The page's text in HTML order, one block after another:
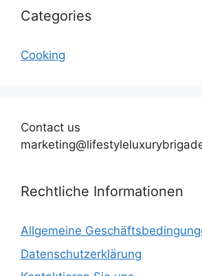
Categories
Cooking
Contact us
Rechtliche Informationen
Allgemeine
Datenschutzerklärung